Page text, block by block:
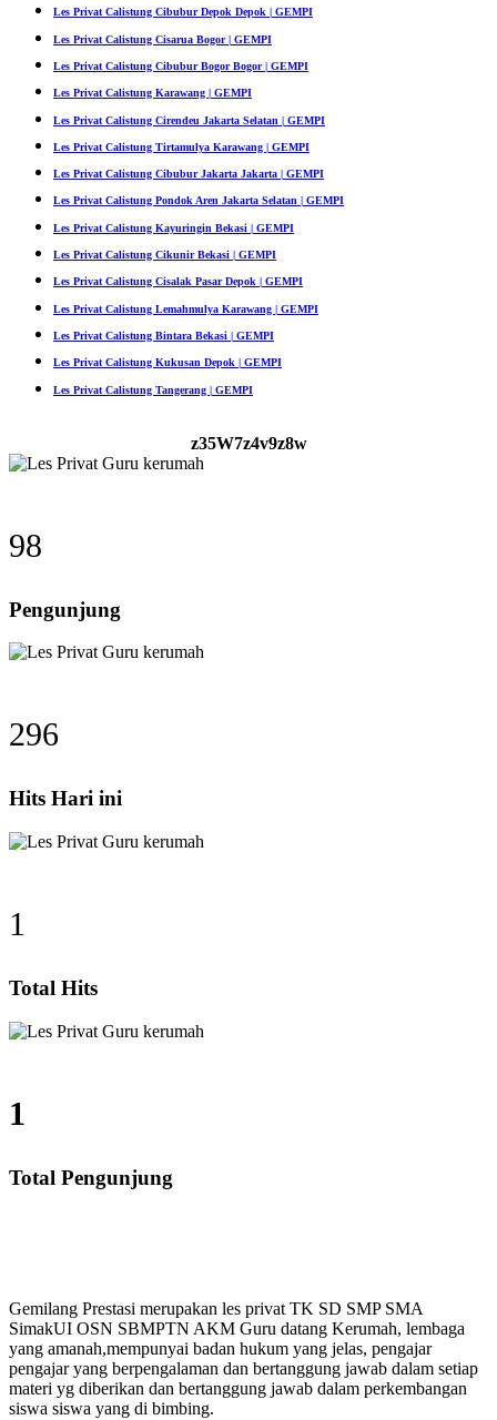
Les Privat Calistung Cibubur Depok Depok | GEMPI
Les Privat Calistung Cisarua Bogor | GEMPI
Les Privat Calistung Cibubur Bogor Bogor | GEMPI
Les Privat Calistung Karawang | GEMPI
Les Privat Calistung Cirendeu Jakarta Selatan | GEMPI
Les Privat Calistung Tirtamulya Karawang | GEMPI
Les Privat Calistung Cibubur Jakarta Jakarta | GEMPI
Les Privat Calistung Pondok Aren Jakarta Selatan | GEMPI
Les Privat Calistung Kayuringin Bekasi | GEMPI
Les Privat Calistung Cikunir Bekasi | GEMPI
Les Privat Calistung Cisalak Pasar Depok | GEMPI
Les Privat Calistung Lemahmulya Karawang | GEMPI
Les Privat Calistung Bintara Bekasi | GEMPI
Les Privat Calistung Kukusan Depok | GEMPI
Les Privat Calistung Tangerang | GEMPI
z35W7z4v9z8w
98
Pengunjung
296
Hits Hari ini
1
Total Hits
1
Total Pengunjung
Gemilang Prestasi merupakan les privat TK SD SMP SMA
SimakUI OSN SBMPTN AKM Guru datang Kerumah, lembaga
yang amanah,mempunyai badan hukum yang jelas, pengajar
pengajar yang berpengalaman dan bertanggung jawab dalam setiap
materi yg diberikan dan bertanggung jawab dalam perkembangan
siswa siswa yang di bimbing.